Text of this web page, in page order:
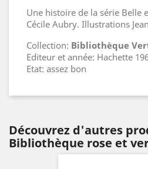
Une histoire de la série Belle
Cécile Aubry. Illustrations
Collection: Bibliothèque
Editeur et année: Hachette
Etat: assez bon
Découvrez d'autres
Bibliothèque rose et